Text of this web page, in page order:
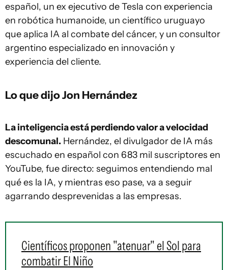
español, un ex ejecutivo de Tesla con experiencia
en robótica humanoide, un científico uruguayo
que aplica IA al combate del cáncer, y un consultor
argentino especializado en innovación y
experiencia del cliente.
Lo que dijo Jon Hernández
La inteligencia está perdiendo valor a velocidad
descomunal. Hernández, el divulgador de IA más
escuchado en español con 683 mil suscriptores en
YouTube, fue directo: seguimos entendiendo mal
qué es la IA, y mientras eso pase, va a seguir
agarrando desprevenidas a las empresas.
Científicos proponen "atenuar" el Sol para
combatir El Niño